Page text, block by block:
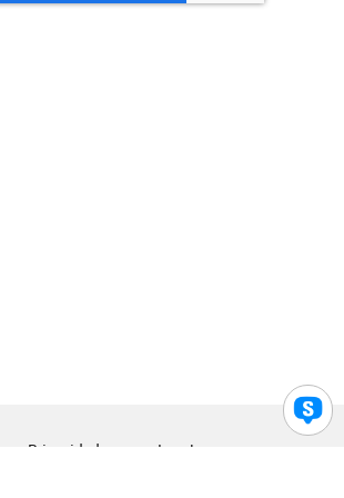
Privacidad Legal